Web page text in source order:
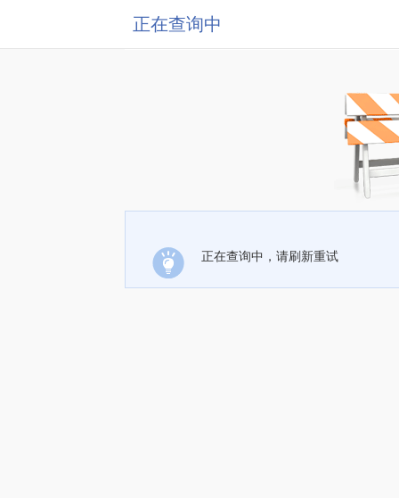
正在查询中
正在查询中，请刷新重试